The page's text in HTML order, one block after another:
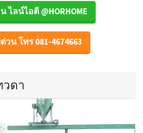
ไลน์ไอดี @HORHOME
วน โทร 081-4674663
วดา